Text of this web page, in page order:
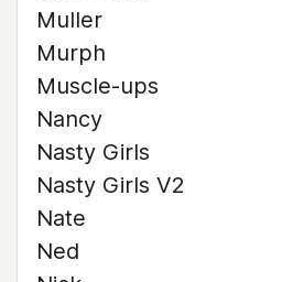
Muller
Murph
Muscle-ups
Nancy
Nasty Girls
Nasty Girls V2
Nate
Ned